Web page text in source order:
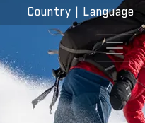
Country Language